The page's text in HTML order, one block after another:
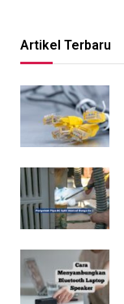
Artikel Terbaru